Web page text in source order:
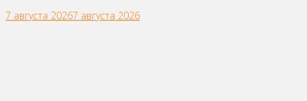
7 августа 20267 августа 2026